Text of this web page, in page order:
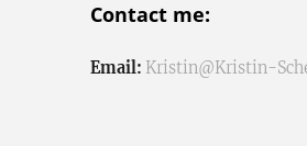
Contact me:
Email: Kristin@Kristin-